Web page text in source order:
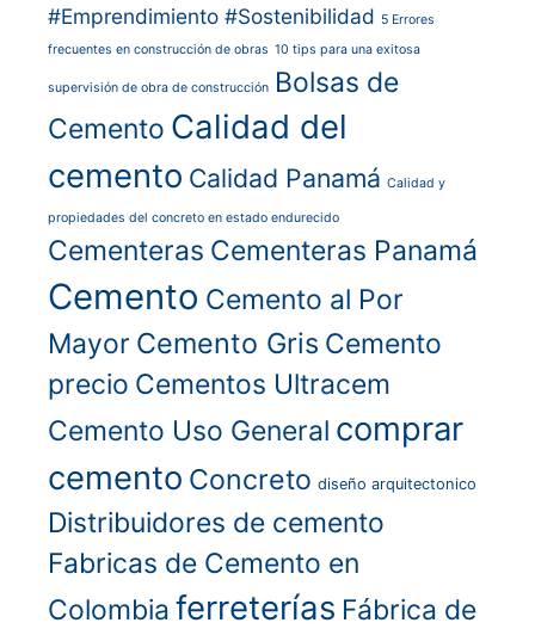
#Emprendimiento #Sostenibilidad 5 Errores
frecuentes en construcción de obras 10 tips para una exitosa
supervisión de obra de construcción Bolsas de
Cemento Calidad del
cemento Calidad Panamá Calidad y
propiedades del concreto en estado endurecido
Cementeras Cementeras Panamá
Cemento Cemento al Por
Mayor Cemento Gris Cemento
precio Cementos Ultracem
Cemento Uso General comprar
cemento Concreto diseño arquitectonico
Distribuidores de cemento
Fabricas de Cemento en
Colombia ferreterías Fábrica de